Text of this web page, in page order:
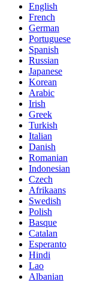
English
French
German
Portuguese
Spanish
Russian
Japanese
Korean
Arabic
Irish
Greek
Turkish
Italian
Danish
Romanian
Indonesian
Czech
Afrikaans
Swedish
Polish
Basque
Catalan
Esperanto
Hindi
Lao
Albanian